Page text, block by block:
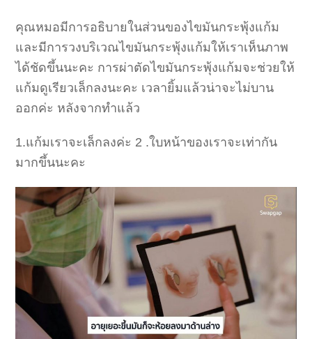
คุณหมอมีการอธิบายในส่วนของไขมันกระพุ้งแก้ม
และมีการวงบริเวณไขมันกระพุ้งแก้มให้เราเห็นภาพ
ได้ชัดขึ้นนะคะ การผ่าตัดไขมันกระพุ้งแก้มจะช่วยให้
แก้มดูเรียวเล็กลงนะคะ เวลายิ้มแล้วน่าจะไม่บาน
ออกค่ะ หลังจากทำแล้ว
1.แก้มเราจะเล็กลงค่ะ 2 .ใบหน้าของเราจะเท่ากัน
มากขึ้นนะคะ